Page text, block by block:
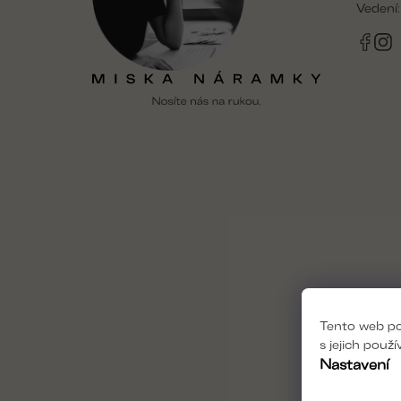
Tento web
s jejich
Nastavení
Vedení: